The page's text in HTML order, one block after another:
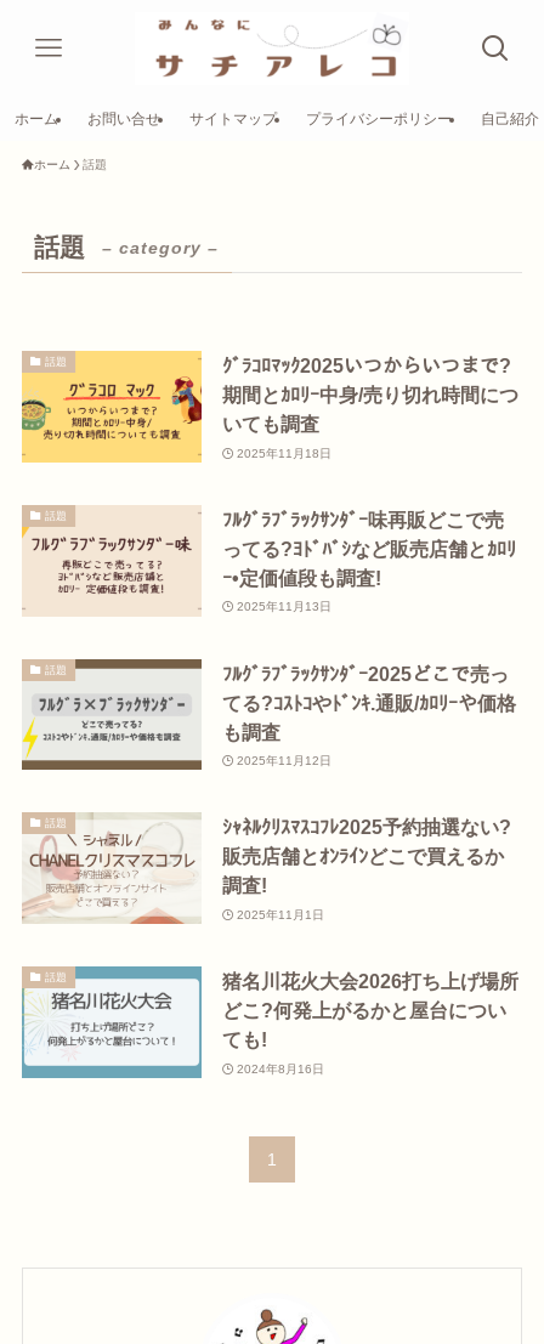
ホーム お問い合せ サイトマップ プライバシーポリシー 自己紹介
ホーム 話題
話題 – category –
話題
ｸﾞﾗｺﾛﾏｯｸ2025いつからいつまで?
期間とｶﾛﾘｰ中身/売り切れ時間につ
いても調査
2025年11月18日
話題
ﾌﾙｸﾞﾗﾌﾞﾗｯｸｻﾝﾀﾞｰ味再販どこで売
ってる?ﾖﾄﾞﾊﾞｼなど販売店舗とｶﾛﾘ
ｰ•定価値段も調査!
2025年11月13日
話題
ﾌﾙｸﾞﾗﾌﾞﾗｯｸｻﾝﾀﾞｰ2025どこで売っ
てる?ｺｽﾄｺやﾄﾞﾝｷ.通販/ｶﾛﾘｰや価格
も調査
2025年11月12日
話題
ｼｬﾈﾙｸﾘｽﾏｽｺﾌﾚ2025予約抽選ない?
販売店舗とｵﾝﾗｲﾝどこで買えるか
調査!
2025年11月1日
話題
猪名川花火大会2026打ち上げ場所
どこ?何発上がるかと屋台につい
ても!
2024年8月16日
1